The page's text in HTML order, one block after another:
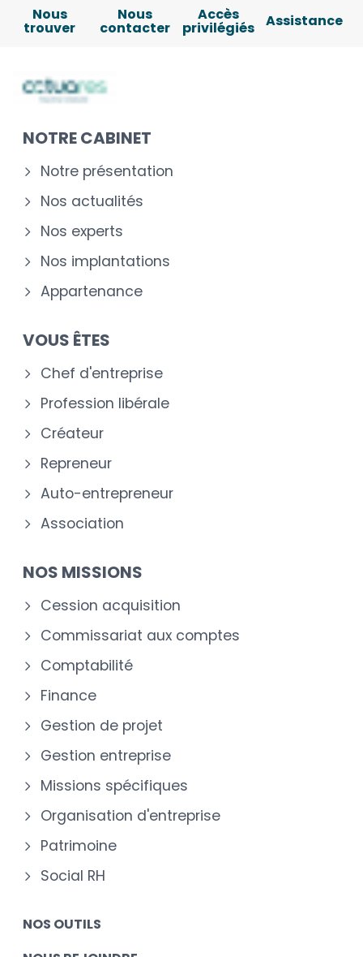
Nous
trouver
Nous
contacter
Accès
privilégiés Assistance
NOTRE CABINET
Notre présentation
Nos actualités
Nos experts
Nos implantations
Appartenance
VOUS ÊTES
Chef d'entreprise
Profession libérale
Créateur
Repreneur
Auto-entrepreneur
Association
NOS MISSIONS
Cession acquisition
Commissariat aux comptes
Comptabilité
Finance
Gestion de projet
Gestion entreprise
Missions spécifiques
Organisation d'entreprise
Patrimoine
Social RH
NOS OUTILS